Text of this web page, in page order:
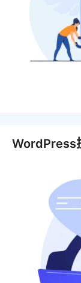
WordPress